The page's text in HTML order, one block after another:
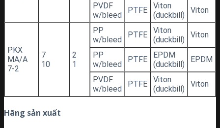
PVDF
w/bleed
PTFE
Viton
(duckbill)
Viton
PKX
MA/A
7-2
7
10
2
1
PP
w/bleed
PTFE
Viton
(duckbill)
Viton
PP
w/bleed
PTFE
EPDM
(duckbill)
EPDM
PVDF
w/bleed
PTFE
Viton
(duckbill)
Viton
Hãng sản xuất